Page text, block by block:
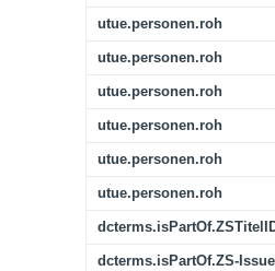
utue.personen.roh
utue.personen.roh
utue.personen.roh
utue.personen.roh
utue.personen.roh
utue.personen.roh
dcterms.isPartOf.ZS-Issue